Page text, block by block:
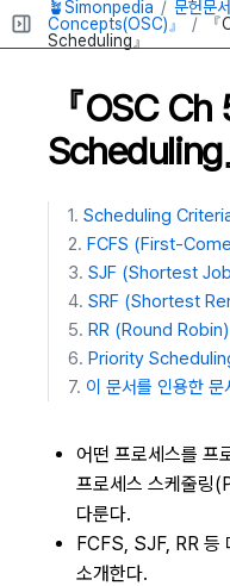
🪴Simonpedia 문헌문서
Concepts(OSC)』
Scheduling』
『OSC
Scheduling
Scheduling
FCFS (First-
SJF (Shortest
SRF (Shortest
RR (Round Robin)
Priority
이 문서를 인용한 문
어떤 프로세스를 프
프로세스 스케줄링
다룬다.
FCFS, SJF, RR 등
소개한다.